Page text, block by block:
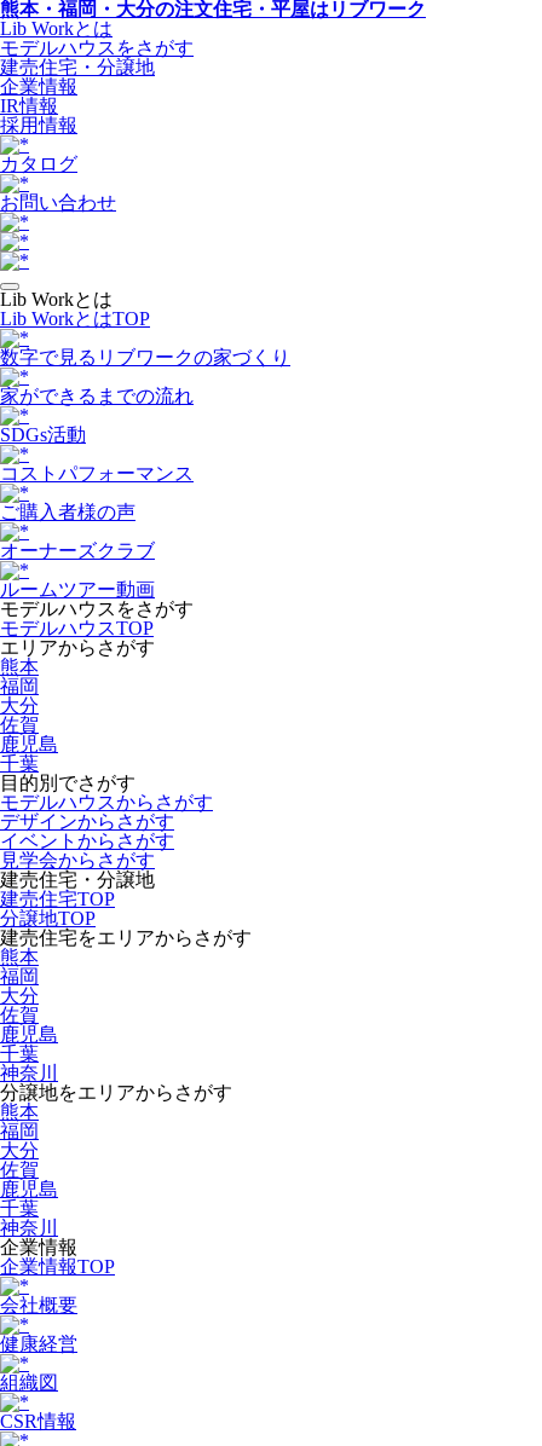
熊本・福岡・大分の注文住宅・平屋はリブワーク
Lib Workとは
モデルハウスをさがす
建売住宅・分譲地
企業情報
IR情報
採用情報
カタログ
お問い合わせ
Lib Workとは
Lib WorkとはTOP
数字で⾒るリブワークの家づくり
家ができるまでの流れ
SDGs活動
コストパフォーマンス
ご購入者様の声
オーナーズクラブ
ルームツアー動画
モデルハウスをさがす
モデルハウスTOP
エリアからさがす
熊本
福岡
大分
佐賀
鹿児島
千葉
目的別でさがす
モデルハウスからさがす
デザインからさがす
イベントからさがす
見学会からさがす
建売住宅・分譲地
建売住宅TOP
分譲地TOP
建売住宅をエリアからさがす
熊本
福岡
大分
佐賀
鹿児島
千葉
神奈川
分譲地をエリアからさがす
熊本
福岡
大分
佐賀
鹿児島
千葉
神奈川
企業情報
企業情報TOP
会社概要
健康経営
組織図
CSR情報